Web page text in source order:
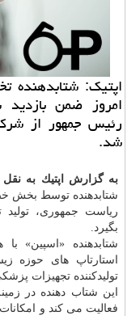
اپتیك: شتابدهنده
امروز ضمن بازدید
رئیس جمهور از
شد.
به گزارش اپتیك به نقل
شتابدهنده توسط بخش
ریاست جمهوری،
بگیرد.
شتابدهنده «اسپین»
استارتاپ های
تولیدكننده تجهیزات
این شتاب دهنده در
فعالیت می كند و